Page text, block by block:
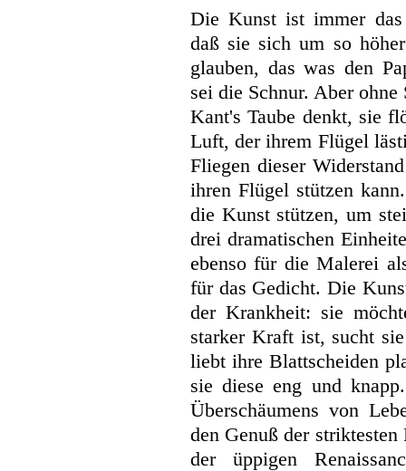
Die Kunst ist immer das
daß sie sich um so
glauben, das was den
sei die Schnur. Aber
Kant's Taube denkt, sie
Luft, der ihrem Flügel
Fliegen dieser
ihren Flügel stützen
die Kunst stützen, um
drei dramatischen
ebenso für die Malerei
für das Gedicht. Die
der Krankheit: sie
starker Kraft ist, sucht
liebt ihre Blattscheiden
sie diese eng und
Überschäumens von
den Genuß der
der üppigen